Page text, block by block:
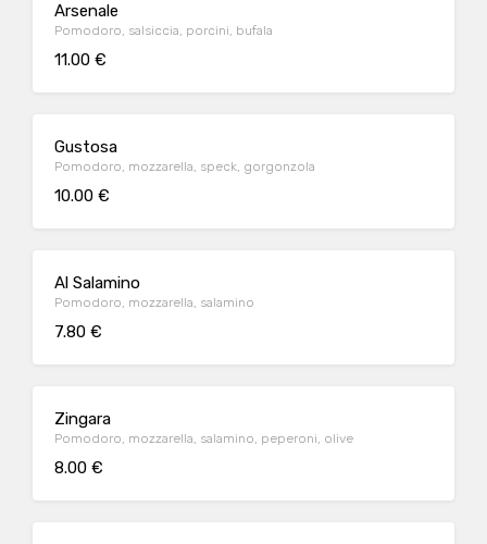
Arsenale
Pomodoro, salsiccia, porcini, bufala
11.00 €
Gustosa
Pomodoro, mozzarella, speck, gorgonzola
10.00 €
Al Salamino
Pomodoro, mozzarella, salamino
7.80 €
Zingara
Pomodoro, mozzarella, salamino, peperoni, olive
8.00 €